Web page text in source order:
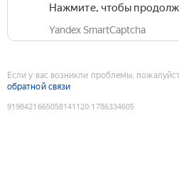
Нажмите, чтобы
Yandex SmartCaptcha
Если у вас возникли проблемы,
обратной связи
9198421665058141120:1786334605